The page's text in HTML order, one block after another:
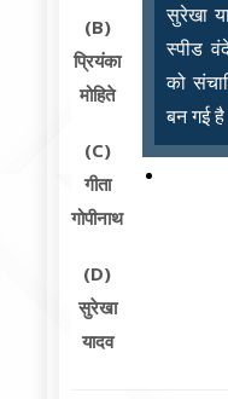
(B)
प्रियंका
मोहिते
(C)
गीता
गोपीनाथ
(D)
सुरेखा
यादव
सुरेखा
स्पीड
को
बन गई है